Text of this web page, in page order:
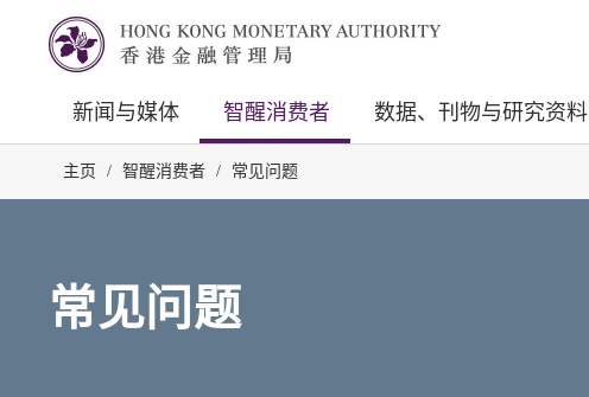
新闻与媒体 智醒消费者 数据、刊物与研究资料
主页 / 智醒消费者 / 常见问题
常见问题